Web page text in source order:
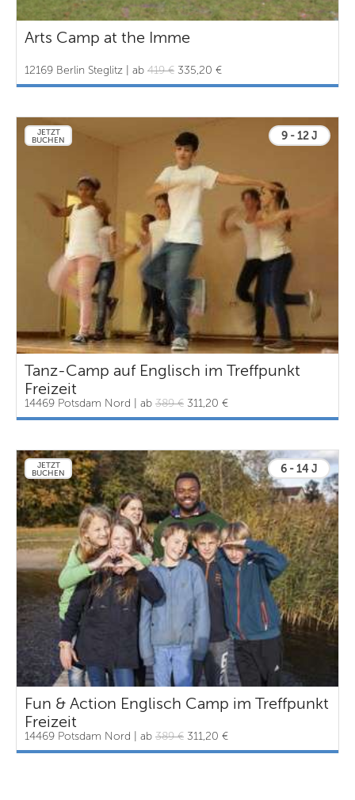
Arts Camp at the Imme
12169 Berlin Steglitz | ab 419 € 335,20 €
JETZT
BUCHEN
9 - 12 J
Tanz-Camp auf Englisch im Treffpunkt
Freizeit
14469 Potsdam Nord | ab 389 € 311,20 €
JETZT
BUCHEN
6 - 14 J
Fun & Action Englisch Camp im Treffpunkt
Freizeit
14469 Potsdam Nord | ab 389 € 311,20 €